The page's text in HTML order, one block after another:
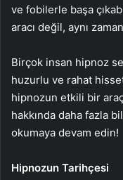
ve fobilerle başa
aracı değil, aynı
Birçok insan hipnoz
huzurlu ve rahat
hipnozun etkili bir
hakkında daha fazla
okumaya devam edin!
Hipnozun Tarihçesi